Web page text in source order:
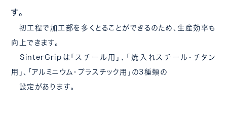
す。
初工程で加工部を多くとることができるのため、生産効率も
向上できます。
SinterGripは「スチール用」、「焼入れスチール・チタン
用」、「アルミニウム・プラスチック用」の3種類の
設定があります。